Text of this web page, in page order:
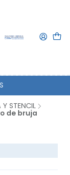
STENCIL
de bruja